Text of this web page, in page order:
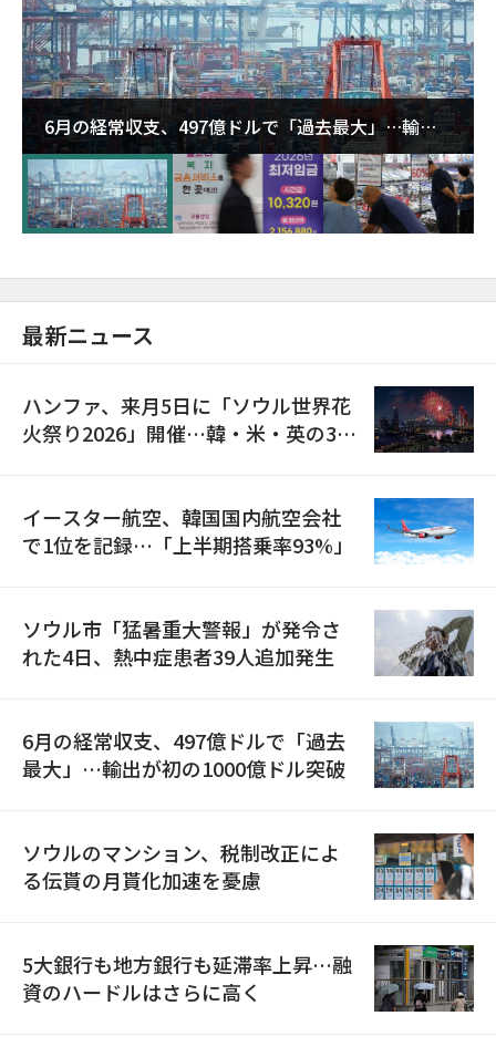
6月の経常収支、497億ドルで「過去最大」…輸出
が初の1000億ドル突破
最新ニュース
ハンファ、来月5日に「ソウル世界花
火祭り2026」開催…韓・米・英の3カ
イースター航空、韓国国内航空会社
で1位を記録…「上半期搭乗率93%」
ソウル市「猛暑重大警報」が発令さ
れた4日、熱中症患者39人追加発生
6月の経常収支、497億ドルで「過去
最大」…輸出が初の1000億ドル突破
ソウルのマンション、税制改正によ
る伝貰の月貰化加速を憂慮
5大銀行も地方銀行も延滞率上昇…融
資のハードルはさらに高く